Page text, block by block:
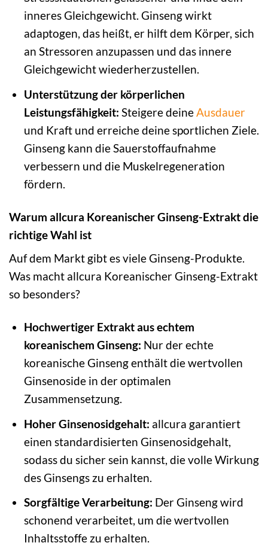
inneres Gleichgewicht. Ginseng wirkt
adaptogen, das heißt, er hilft dem Körper, sich
an Stressoren anzupassen und das innere
Gleichgewicht wiederherzustellen.
Unterstützung der körperlichen
Leistungsfähigkeit: Steigere deine Ausdauer
und Kraft und erreiche deine sportlichen Ziele.
Ginseng kann die Sauerstoffaufnahme
verbessern und die Muskelregeneration
fördern.
Warum allcura Koreanischer Ginseng-Extrakt die
richtige Wahl ist
Auf dem Markt gibt es viele Ginseng-Produkte.
Was macht allcura Koreanischer Ginseng-Extrakt
so besonders?
Hochwertiger Extrakt aus echtem
koreanischem Ginseng: Nur der echte
koreanische Ginseng enthält die wertvollen
Ginsenoside in der optimalen
Zusammensetzung.
Hoher Ginsenosidgehalt: allcura garantiert
einen standardisierten Ginsenosidgehalt,
sodass du sicher sein kannst, die volle Wirkung
des Ginsengs zu erhalten.
Sorgfältige Verarbeitung: Der Ginseng wird
schonend verarbeitet, um die wertvollen
Inhaltsstoffe zu erhalten.